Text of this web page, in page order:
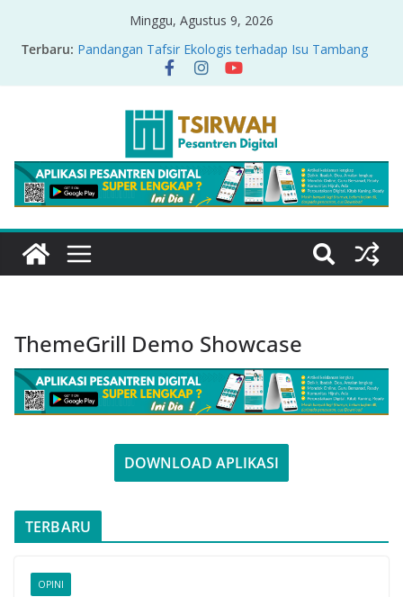
Minggu, Agustus 9, 2026
Terbaru: Pandangan Tafsir Ekologis terhadap Isu Tambang
Nikel di Raja Ampat
PRODUK RELASI KUASA-IDIOLOGI PADA TAFSIR
Sirah Nabawiyah
Oversharing dan Privasi dalam Al-Qur’an: “Ketika
Ayat Bicara Soal Curhat di Sosmed”
Menyikapi Fatherless, Kisah Lukman Menjadi
Cerminan
ThemeGrill Demo Showcase
DOWNLOAD APLIKASI
TERBARU
OPINI